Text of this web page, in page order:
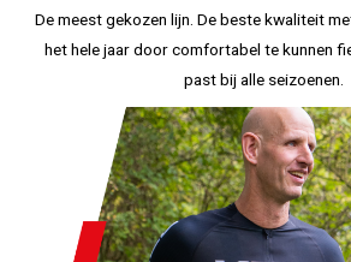
De meest gekozen lijn. De beste kwaliteit
het hele jaar door comfortabel te kunnen
past bij alle seizoenen.